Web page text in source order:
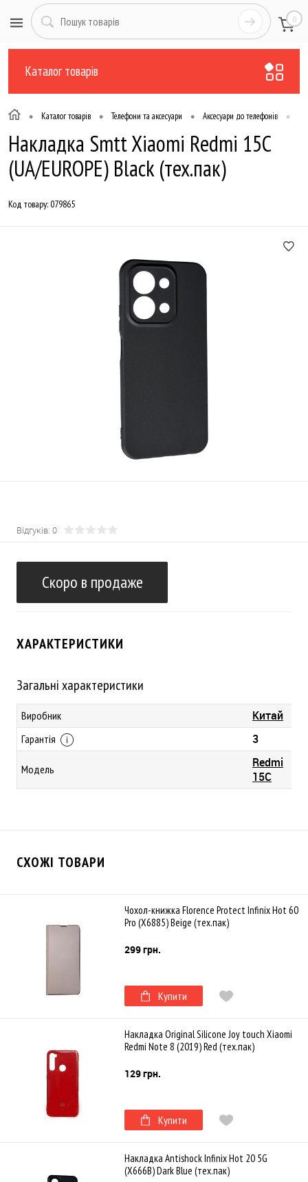
0
Каталог товарів
• Каталог товарів • Телефони та аксесуари • Аксесуари до телефонів •
Накладка Smtt Xiaomi Redmi 15C
(UA/EUROPE) Black (тех.пак)
Код товару:079865
Відгуків: 0
Скоро в продаже
ХАРАКТЕРИСТИКИ
Загальні характеристики
Виробник Китай
Гарантія 3
Модель
Redmi
15C
СХОЖІ ТОВАРИ
Чохол-книжка Florence Protect Infinix Hot 60
Pro (X6885) Beige (тех.пак)
299 грн.
Купити
Накладка Original Silicone Joy touch Xiaomi
Redmi Note 8 (2019) Red (тех.пак)
129 грн.
Купити
Накладка Antishock Infinix Hot 20 5G
(X666B) Dark Blue (тех.пак)